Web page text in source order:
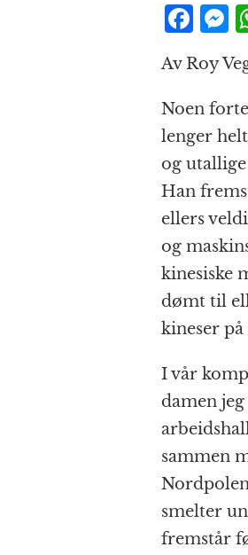
F
a
c
e
b
o
o
k
e
e
n
g
e
r
Av Roy
Noen
lenger
og
Han
ellers
og
kinesiske
dømt til
kineser på
I vår
damen
sammen
smelter
fremstår